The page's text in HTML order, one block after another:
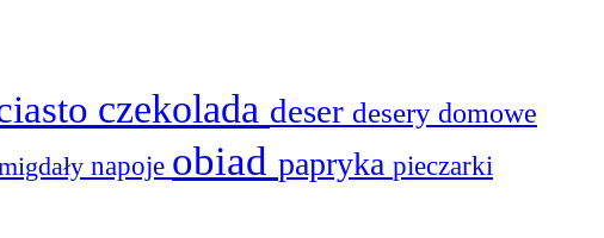
czekolada deser desery domowe
napoje obiad papryka pieczarki